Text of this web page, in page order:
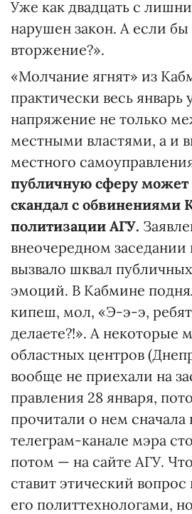
Уже как двадцать с
нарушен закон. А если
вторжение?».
«Молчание ягнят» из
практически весь январь
напряжение не только
местными властями, а и
местного
публичную сферу может
скандал с обвинениями
политизации АГУ.
внеочередном заседании
вызвало шквал
эмоций. В Кабмине
кипеш, мол, «Э-э-э,
делаете?!». А некоторые
областных центров
вообще не приехали на
правления 28 января,
прочитали о нем сначала
телеграм-канале мэра
потом — на сайте АГУ.
ставит этический
его политтехнологами,